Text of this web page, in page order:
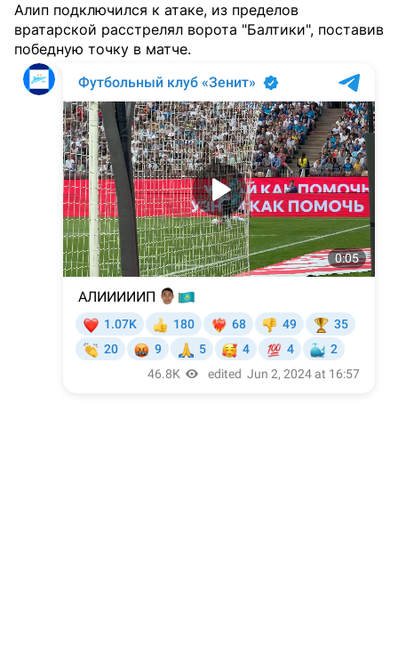
Алип подключился к атаке, из пределов
вратарской расстрелял ворота "Балтики", поставив
победную точку в матче.